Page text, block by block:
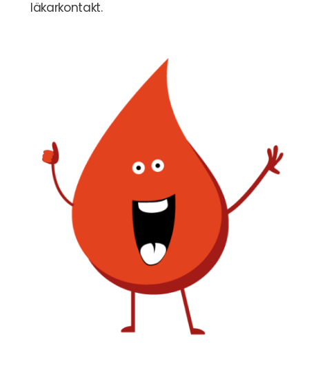
läkarkontakt.